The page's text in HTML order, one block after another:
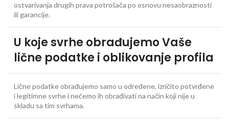
ostvarivanja drugih prava potrošača po osnovu nesaobraznosti
ili garancije.
U koje svrhe obrađujemo Vaše
lične podatke i oblikovanje profila
Lične podatke obrađujemo samo u određene, izričito potvrđene
i legitimne svrhe i nećemo ih obrađivati na način koji nije u
skladu sa tim svrhama.